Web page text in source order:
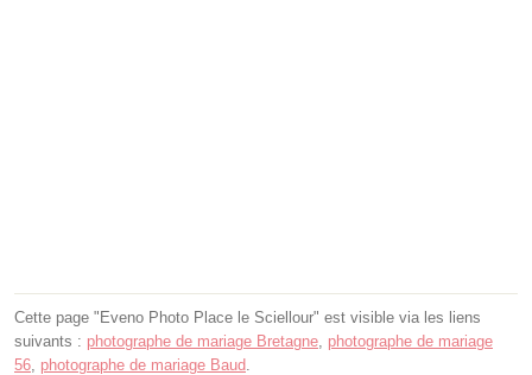
Cette page "Eveno Photo Place le Sciellour" est visible via les liens
suivants : photographe de mariage Bretagne photographe de mariage
56 photographe de mariage Baud